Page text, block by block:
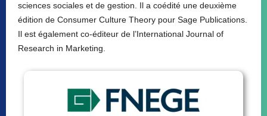
sciences sociales et de gestion. Il a coédité une deuxième
édition de Consumer Culture Theory pour Sage Publications.
Il est également co-éditeur de l’International Journal of
Research in Marketing.